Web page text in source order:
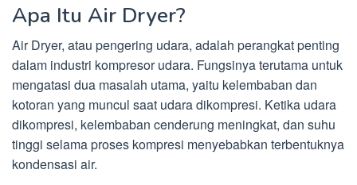
Apa Itu Air Dryer?
Air Dryer, atau pengering udara, adalah perangkat penting
dalam industri kompresor udara. Fungsinya terutama untuk
mengatasi dua masalah utama, yaitu kelembaban dan
kotoran yang muncul saat udara dikompresi. Ketika udara
dikompresi, kelembaban cenderung meningkat, dan suhu
tinggi selama proses kompresi menyebabkan terbentuknya
kondensasi air.